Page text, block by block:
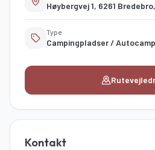
Høybergvej 1, 6261
Type
Campingpladser /
Kontakt